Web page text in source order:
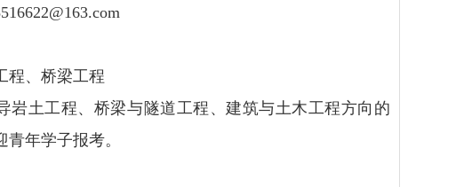
程、桥梁工程
岩土工程、桥梁与隧道工程、建筑与土木工程方向的
年学子报考。